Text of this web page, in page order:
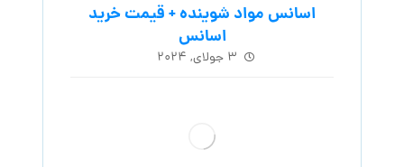
اسانس مواد شوینده + قیمت خرید
اسانس
۳ جولای, ۲۰۲۴